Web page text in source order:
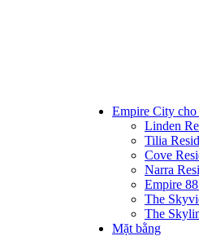
Empire City cho
Linden
Tilia
Cove
Narra
Empire
The
The
Mặt bằng